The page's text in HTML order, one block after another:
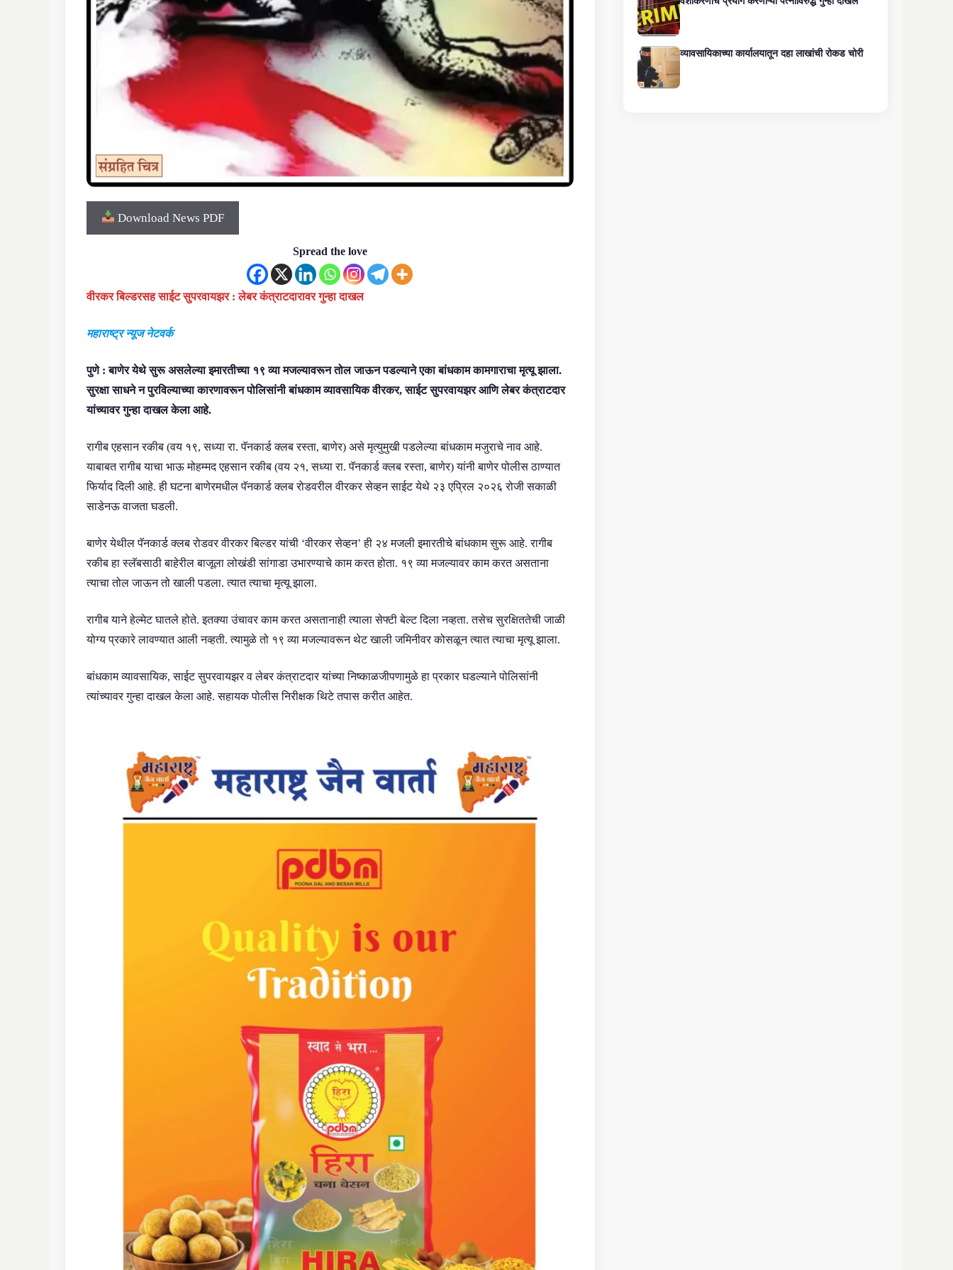
Download News PDF
Spread the love
वीरकर बिल्डरसह साईट सुपरवायझर : लेबर कंत्राटदारावर गुन्हा दाखल
महाराष्ट्र न्यूज नेटवर्क
पुणे : बाणेर येथे सुरू असलेल्या इमारतीच्या १९ व्या मजल्यावरून तोल जाऊन पडल्याने एका बांधकाम कामगाराचा मृत्यू झाला.
सुरक्षा साधने न पुरविल्याच्या कारणावरून पोलिसांनी बांधकाम व्यावसायिक वीरकर, साईट सुपरवायझर आणि लेबर कंत्राटदार
यांच्यावर गुन्हा दाखल केला आहे.
रागीब एहसान रकीब (वय १९, सध्या रा. पॅनकार्ड क्लब रस्ता, बाणेर) असे मृत्युमुखी पडलेल्या बांधकाम मजुराचे नाव आहे.
याबाबत रागीब याचा भाऊ मोहम्मद एहसान रकीब (वय २१, सध्या रा. पॅनकार्ड क्लब रस्ता, बाणेर) यांनी बाणेर पोलीस ठाण्यात
फिर्याद दिली आहे. ही घटना बाणेरमधील पॅनकार्ड क्लब रोडवरील वीरकर सेव्हन साईट येथे २३ एप्रिल २०२६ रोजी सकाळी
साडेनऊ वाजता घडली.
बाणेर येथील पॅनकार्ड क्लब रोडवर वीरकर बिल्डर यांची ‘वीरकर सेव्हन’ ही २४ मजली इमारतीचे बांधकाम सुरू आहे. रागीब
रकीब हा स्लॅबसाठी बाहेरील बाजूला लोखंडी सांगाडा उभारण्याचे काम करत होता. १९ व्या मजल्यावर काम करत असताना
त्याचा तोल जाऊन तो खाली पडला. त्यात त्याचा मृत्यू झाला.
रागीब याने हेल्मेट घातले होते. इतक्या उंचावर काम करत असतानाही त्याला सेफ्टी बेल्ट दिला नव्हता. तसेच सुरक्षिततेची जाळी
योग्य प्रकारे लावण्यात आली नव्हती. त्यामुळे तो १९ व्या मजल्यावरून थेट खाली जमिनीवर कोसळून त्यात त्याचा मृत्यू झाला.
बांधकाम व्यावसायिक, साईट सुपरवायझर व लेबर कंत्राटदार यांच्या निष्काळजीपणामुळे हा प्रकार घडल्याने पोलिसांनी
त्यांच्यावर गुन्हा दाखल केला आहे. सहायक पोलीस निरीक्षक थिटे तपास करीत आहेत.
व्यावसायिकाच्या कार्यालयातून दहा लाखांची रोकड चोरी